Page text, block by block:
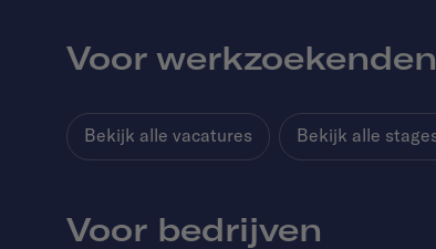
Voor werkzoekenden
Bekijk alle vacatures Bekijk alle
Voor bedrijven